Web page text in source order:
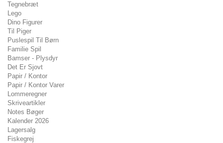
Tegnebræt
Lego
Dino Figurer
Til Piger
Puslespil Til Børn
Familie Spil
Bamser - Plysdyr
Det Er Sjovt
Papir / Kontor
Papir / Kontor Varer
Lommeregner
Skriveartikler
Notes Bøger
Kalender 2026
Lagersalg
Fiskegrej